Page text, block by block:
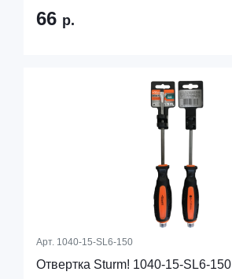
66 р.
Арт. 1040-15-SL6-150
Отвертка Sturm! 1040-15-SL6-150